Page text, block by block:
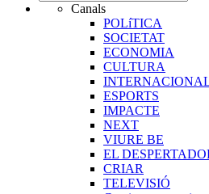
Canals
POLíTICA
SOCIETAT
ECONOMIA
CULTURA
ESPORTS
IMPACTE
NEXT
VIURE BE
EL
CRIAR
TELEVISIÓ